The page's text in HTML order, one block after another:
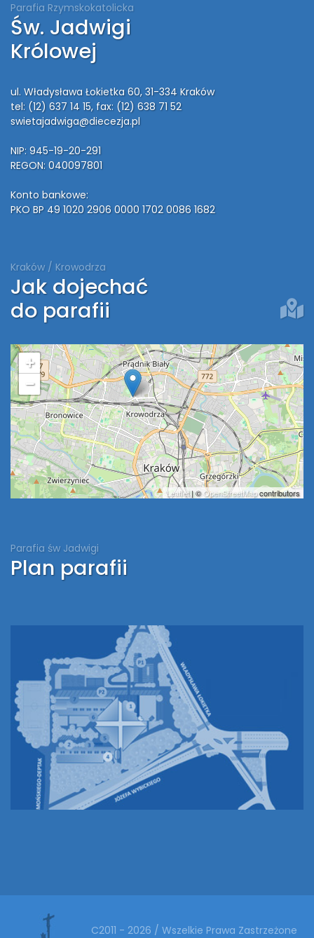
Parafia Rzymskokatolicka
Św. Jadwigi
Królowej
ul. Władysława Łokietka 60, 31-334 Kraków
tel: (12) 637 14 15, fax: (12) 638 71 52
swietajadwiga@diecezja.pl
NIP: 945-19-20-291
REGON: 040097801
Konto bankowe:
PKO BP 49 1020 2906 0000 1702 0086 1682
Kraków / Krowodrza
Jak dojechać
do parafii
+
−
Leaflet| © OpenStreetMapcontributors
Parafia św Jadwigi
Plan parafii
C2011 - 2026 / Wszelkie Prawa Zastrzeżone